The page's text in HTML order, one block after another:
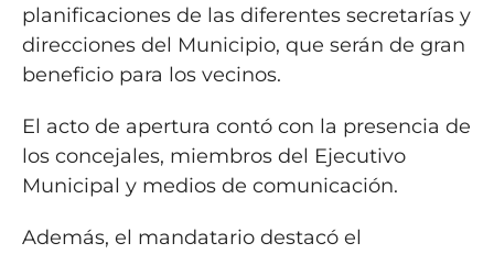
planificaciones de las diferentes secretarías y
direcciones del Municipio, que serán de gran
beneficio para los vecinos.
El acto de apertura contó con la presencia de
los concejales, miembros del Ejecutivo
Municipal y medios de comunicación.
Además, el mandatario destacó el